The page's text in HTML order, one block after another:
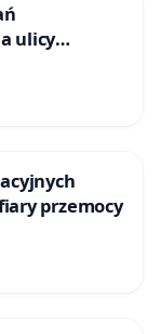
ulicy
ofiary przemocy